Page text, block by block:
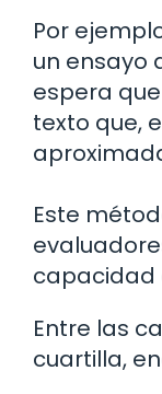
Por
un ensayo
espera
texto que,
Este
capacidad
Entre las
cuartilla,